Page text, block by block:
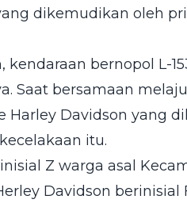
dikemudikan oleh
bernopol L-
Saat bersamaan
Davidson yang
itu.
Z warga asal
Davidson berinisial